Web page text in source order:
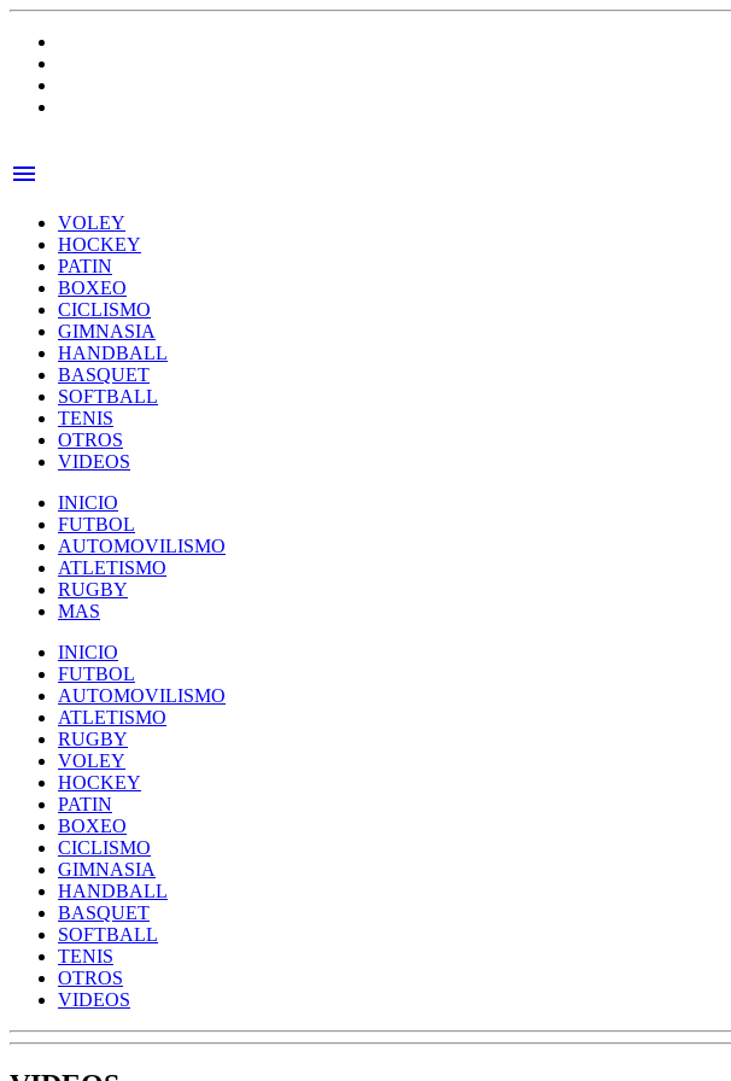
menu
VOLEY
HOCKEY
PATIN
BOXEO
CICLISMO
GIMNASIA
HANDBALL
BASQUET
SOFTBALL
TENIS
OTROS
VIDEOS
INICIO
FUTBOL
AUTOMOVILISMO
ATLETISMO
RUGBY
MAS
INICIO
FUTBOL
AUTOMOVILISMO
ATLETISMO
RUGBY
VOLEY
HOCKEY
PATIN
BOXEO
CICLISMO
GIMNASIA
HANDBALL
BASQUET
SOFTBALL
TENIS
OTROS
VIDEOS